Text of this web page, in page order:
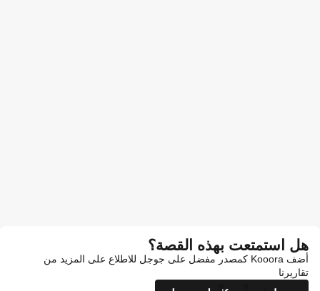
هل استمتعت بهذه القصة؟
أضف Kooora كمصدر مفضل على جوجل للاطلاع على المزيد من
تقاريرنا